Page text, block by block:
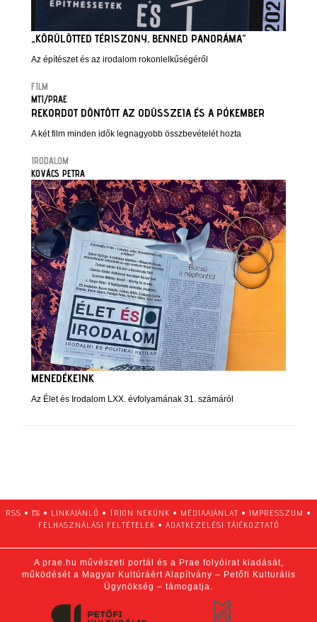
„KÖRÜLÖTTED TÉRISZONY, BENNED PANORÁMA”
Az építészet és az irodalom rokonlelkűségéről
FILM
MTI/PRAE
REKORDOT DÖNTÖTT AZ ODÜSSZEIA ÉS A PÓKEMBER
A két film minden idők legnagyobb összbevételét hozta
IRODALOM
KOVÁCS PETRA
MENEDÉKEINK
Az Élet és Irodalom LXX. évfolyamának 31. számáról
RSS • 1% • LINKAJÁNLÓ • ÍRJON NEKÜNK • MÉDIAAJÁNLAT • IMPRESSZUM •
FELHASZNÁLÁSI FELTÉTELEK • ADATKEZELÉSI TÁJÉKOZTATÓ
A prae.hu művészeti portál és a Prae folyóirat kiadását,
működését a Magyar Kultúráért Alapítvány – Petőfi Kulturális
Ügynökség – támogatja.